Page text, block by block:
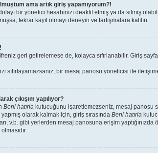
ama artık giriş yapamıyorum?!
bir yönetici hesabınızı deaktif etmiş ya da silmiş
tekrar kayıt olmayı deneyin ve tartışmalara katılın.
geri getirelemese de, kolayca sıfırlanabilir. Giriş
sıfırlayamazsanız, bir mesaj panosu yöneticisi ile
çıkışım yapılıyor?
Beni hatırla kutucuğunu işaretlemezseniz, mesaj panosu
olarak kalmak için, giriş sırasında Beni hatırla
v.b. gibi yerlerden mesaj panosuna erişim yaptığınızda